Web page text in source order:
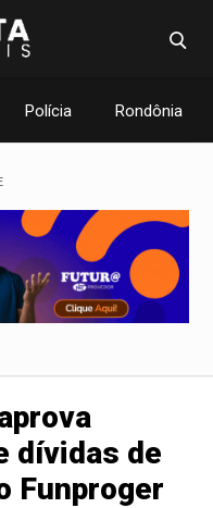
Polícia Rondônia
dívidas de
Funproger